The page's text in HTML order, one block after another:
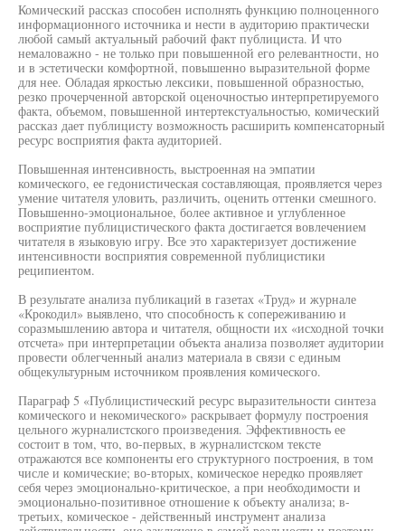
Комический рассказ способен исполнять функцию полноценного
информационного источника и нести в аудиторию практически
любой самый актуальный рабочий факт публициста. И что
немаловажно - не только при повышенной его релевантности, но
и в эстетически комфортной, повышенно выразительной форме
для нее. Обладая яркостью лексики, повышенной образностью,
резко прочерченной авторской оценочностью интерпретируемого
факта, объемом, повышенной интертекстуальностью, комический
рассказ дает публицисту возможность расширить компенсаторный
ресурс восприятия факта аудиторией.
Повышенная интенсивность, выстроенная на эмпатии
комического, ее гедонистическая составляющая, проявляется через
умение читателя уловить, различить, оценить оттенки смешного.
Повышенно-эмоциональное, более активное и углубленное
восприятие публицистического факта достигается вовлечением
читателя в языковую игру. Все это характеризует достижение
интенсивности восприятия современной публицистики
реципиентом.
В результате анализа публикаций в газетах «Труд» и журнале
«Крокодил» выявлено, что способность к сопереживанию и
соразмышлению автора и читателя, общности их «исходной точки
отсчета» при интерпретации объекта анализа позволяет аудитории
провести облегченный анализ материала в связи с единым
общекультурным источником проявления комического.
Параграф 5 «Публицистический ресурс выразительности синтеза
комического и некомического» раскрывает формулу построения
цельного журналистского произведения. Эффективность ее
состоит в том, что, во-первых, в журналистском тексте
отражаются все компоненты его структурного построения, в том
числе и комические; во-вторых, комическое нередко проявляет
себя через эмоционально-критическое, а при необходимости и
эмоционально-позитивное отношение к объекту анализа; в-
третьих, комическое - действенный инструмент анализа